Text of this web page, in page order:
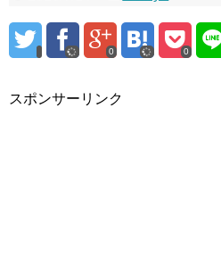
0 0
スポンサーリンク